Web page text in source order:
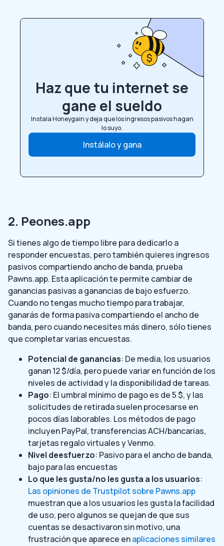
Haz que tu internet se
gane el sueldo
Instala Honeygain y deja que los ingresos pasivos hagan
lo suyo.
Instálalo y gana
2. Peones.app
Si tienes algo de tiempo libre para dedicarlo a
responder encuestas, pero también quieres ingresos
pasivos compartiendo ancho de banda, prueba
Pawns.app. Esta aplicación te permite cambiar de
ganancias pasivas a ganancias de bajo esfuerzo.
Cuando no tengas mucho tiempo para trabajar,
ganarás de forma pasiva compartiendo el ancho de
banda, pero cuando necesites más dinero, sólo tienes
que completar varias encuestas.
Potencial de ganancias: De media, los usuarios
ganan 12 $/día, pero puede variar en función de los
niveles de actividad y la disponibilidad de tareas.
Pago: El umbral mínimo de pago es de 5 $, y las
solicitudes de retirada suelen procesarse en
pocos días laborables. Los métodos de pago
incluyen PayPal, transferencias ACH/bancarias,
tarjetas regalo virtuales y Venmo.
Nivel deesfuerzo: Pasivo para el ancho de banda,
bajo para las encuestas
Lo que les gusta/no les gusta a los usuarios:
Las opiniones de Trustpilot sobre Pawns.app
muestran que a los usuarios les gusta la facilidad
de uso, pero algunos se quejan de que sus
cuentas se desactivaron sin motivo, una
frustración que aparece enaplicaciones similares